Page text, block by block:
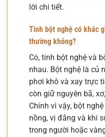
lời chi tiết.
Tinh bột nghệ có khác
thường không?
Có, tinh bột nghệ và
nhau. Bột nghệ là củ
phơi khô và xay trực
còn giữ nguyên bã,
Chính vì vậy, bột
nồng, vị đắng và khi
trong người hoặc